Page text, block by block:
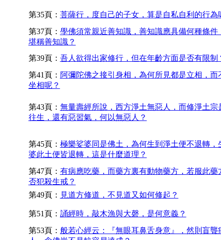
第35頁： 菩薩行，度自己的子女，算是自私自利的行為
第37頁： 學佛須常親近善知識，善知識應具備何種條件
堪稱善知識？
第39頁： 吾人欲得出家修行，但在年齡方面是否有限制
第41頁： 阿彌陀佛之接引身相，為何所見都是立相，而
坐相呢？
第43頁： 無量壽經所說，西方淨土無惡人，而修淨土宗
往生，還有惡習氣，何以無惡人？
第45頁： 極樂娑婆同是佛土，為何生到淨土便不退轉，
婆此土便皆退轉，這是什麼道理？
第47頁： 有病應吃藥，而藥方裏有動物藥方，若服此藥
否犯殺生戒？
第49頁： 見道方修道，不見道又如何修起？
第51頁： 誦經時，敲木漁與大磬，是何意義？
第53頁： 般若心經云：『無眼耳鼻舌身意』，然則盲聾